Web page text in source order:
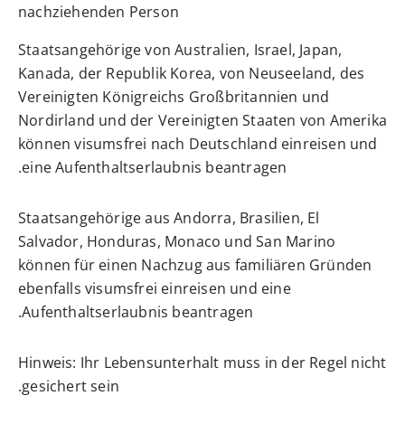
nachziehenden Person
Staatsangehörige von Australien, Israel, Japan,
Kanada, der Republik Korea, von Neuseeland, des
Vereinigten Königreichs Großbritannien und
Nordirland und der Vereinigten Staaten von Amerika
können visumsfrei nach Deutschland einreisen und
eine Aufenthaltserlaubnis beantragen.
Staatsangehörige aus Andorra, Brasilien, El
Salvador, Honduras, Monaco und San Marino
können für einen Nachzug aus familiären Gründen
ebenfalls visumsfrei einreisen und eine
Aufenthaltserlaubnis beantragen.
Hinweis: Ihr Lebensunterhalt muss in der Regel nicht
gesichert sein.